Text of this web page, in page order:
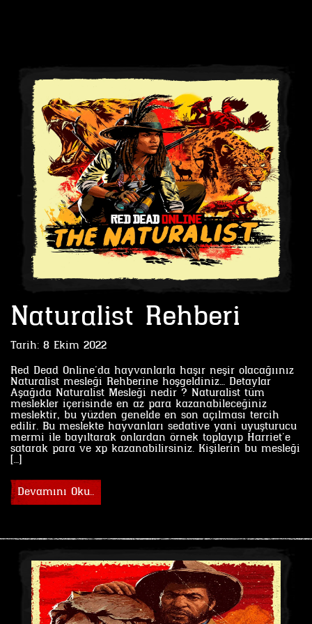
Naturalist Rehberi
Tarih: 8 Ekim 2022
Red Dead Online’da hayvanlarla haşır neşir olacağıınız
Naturalist mesleği Rehberine hoşgeldiniz… Detaylar
Aşağıda Naturalist Mesleği nedir ? Naturalist tüm
meslekler içerisinde en az para kazanabileceğiniz
meslektir, bu yüzden genelde en son açılması tercih
edilir. Bu meslekte hayvanları sedative yani uyuşturucu
mermi ile bayıltarak onlardan örnek toplayıp Harriet’e
satarak para ve xp kazanabilirsiniz. Kişilerin bu mesleği
[…]
Devamını Oku..